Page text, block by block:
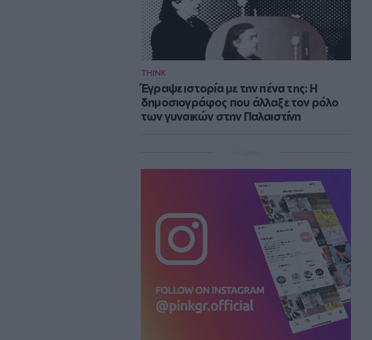
THINK
Έγραψε ιστορία με την πένα της: Η
δημοσιογράφος που άλλαξε τον ρόλο
των γυναικών στην Παλαιστίνη